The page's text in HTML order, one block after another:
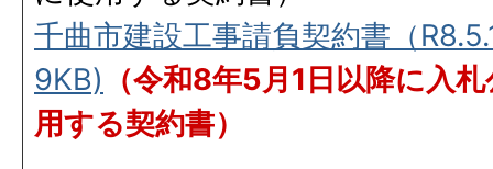
千曲市建設工事請負契約書（
9KB) （令和8年5月1日以降に入
用する契約書）